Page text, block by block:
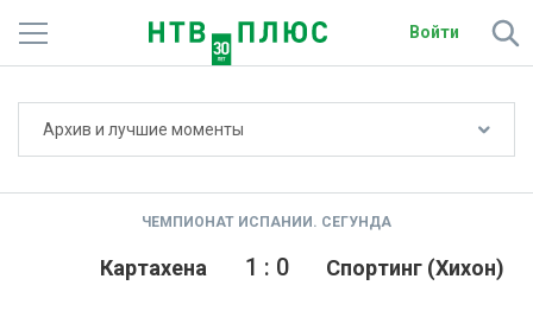
Войти
Архив и лучшие моменты
ЧЕМПИОНАТ ИСПАНИИ. СЕГУНДА
Картахена Спортинг (Хихон)
1 : 0